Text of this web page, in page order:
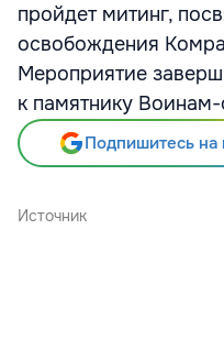
пройдет митинг,
освобождения
Мероприятие
к памятнику
Подпишитесь на
Источник